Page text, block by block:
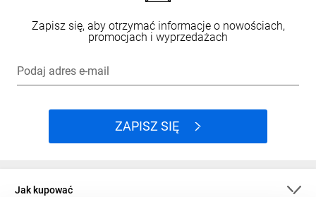
Zapisz się, aby otrzymać informacje o nowościach,
promocjach i wyprzedażach
Podaj adres e-mail
ZAPISZ SIĘ
Jak kupować